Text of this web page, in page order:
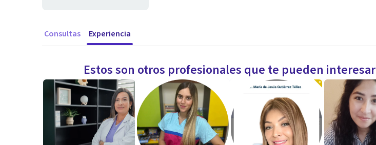
Consultas Experiencia
Estos son otros profesionales que te pueden interesar